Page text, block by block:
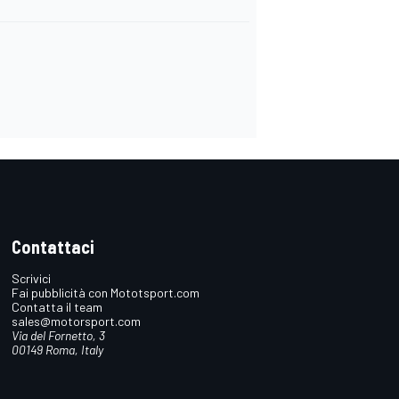
Contattaci
Scrivici
Fai pubblicità con Mototsport.com
Contatta il team
sales@motorsport.com
Via del Fornetto, 3
00149 Roma, Italy